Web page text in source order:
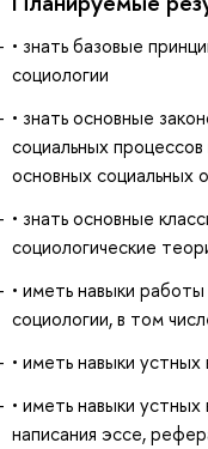
• знать базовые
социологии
• знать основные
социальных
основных социальных
• знать основные
социологические
• иметь навыки
социологии, в том
• иметь навыки
• иметь навыки
написания эссе,